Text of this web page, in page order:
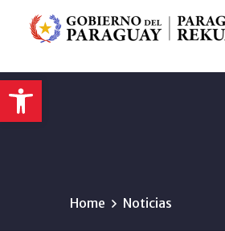
Abrir barra de
Home Noticias